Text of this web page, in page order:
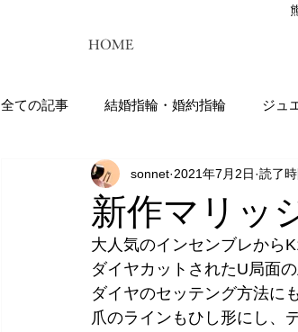
HOME
全ての記事 結婚指輪・婚約指輪 ジュ
ジュエリーソネット熊本：結婚指輪・婚
新作マリッ
sonnet 2021年7月2日 読了
大人気のインセンブレから
ダイヤカットされたU局面
ダイヤのセッテング方法に
爪のラインもひし形にし、